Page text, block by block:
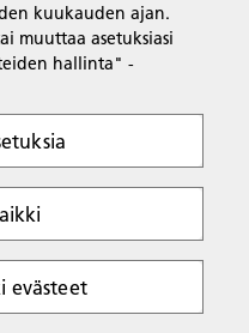
kuukauden ajan.
muuttaa asetuksiasi
hallinta" -
evästeet